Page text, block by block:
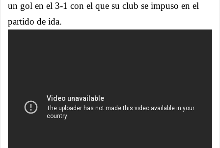
un gol en el 3-1 con el que su club se impuso en el
partido de ida.